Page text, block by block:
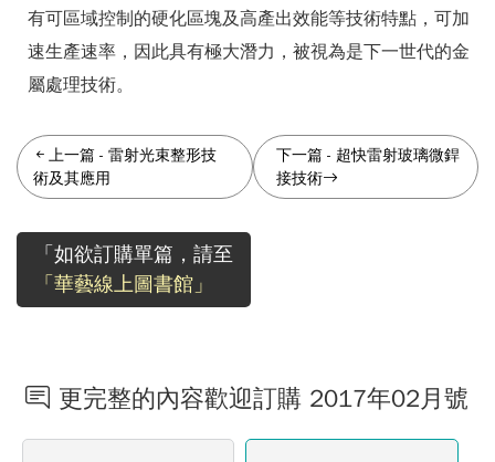
有可區域控制的硬化區塊及高產出效能等技術特點，可加
速生產速率，因此具有極大潛力，被視為是下一世代的金
屬處理技術。
上一篇 - 雷射光束整形技
術及其應用
下一篇 - 超快雷射玻璃微銲
接技術
「如欲訂購單篇，請至
「華藝線上圖書館」
更完整的內容歡迎訂購 2017年02月號